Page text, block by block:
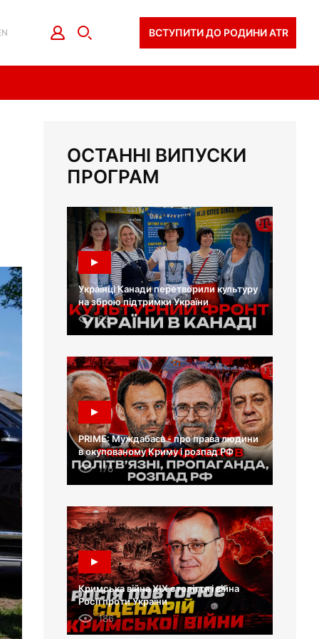
ВСТУПИТИ ДО РОДИНИ ATR
ОСТАННІ ВИПУСКИ
ПРОГРАМ
Українці Канади перетворили культуру
на зброю підтримки України
93
PRIME: Муждабаєв - про права людини
в окупованому Криму і розпад РФ
176
Кримська війна XIX століття і війна
Росії проти України
186